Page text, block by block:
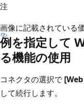
注
画像に記載されている
例を指定して
る機能の使用
コネクタの選択で[Web
して続行します。